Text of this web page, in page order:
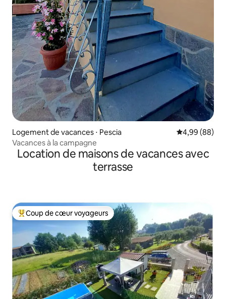
Logement de vacances ⋅ Pescia Évaluation
4,99 (88)
Vacances à la campagne
Location de maisons de vacances avec
terrasse
Coups de cœur voyageurs les plus appréciés
Coup de cœur voyageurs